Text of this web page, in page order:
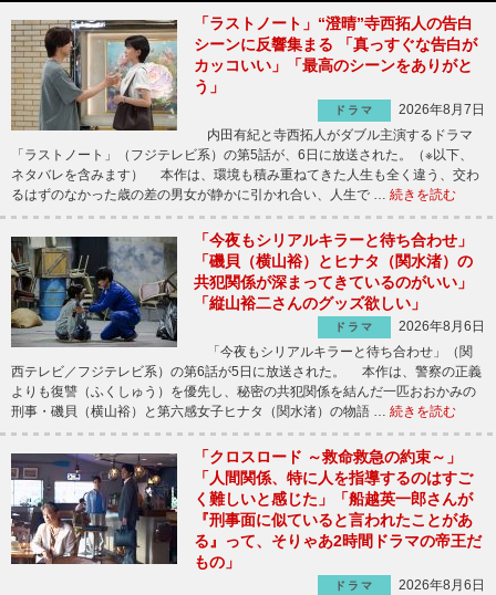
「ラストノート」“澄晴”寺西拓人の告白
シーンに反響集まる 「真っすぐな告白が
カッコいい」「最高のシーンをありがと
う」
ドラマ
2026年8月7日
内田有紀と寺西拓人がダブル主演するドラマ
「ラストノート」（フジテレビ系）の第5話が、6日に放送された。（※以下、
ネタバレを含みます） 本作は、環境も積み重ねてきた人生も全く違う、交わ
るはずのなかった歳の差の男女が静かに引かれ合い、人生で … 続きを読む
「今夜もシリアルキラーと待ち合わせ」
「磯貝（横山裕）とヒナタ（関水渚）の
共犯関係が深まってきているのがいい」
「縦山裕二さんのグッズ欲しい」
ドラマ
2026年8月6日
「今夜もシリアルキラーと待ち合わせ」（関
西テレビ／フジテレビ系）の第6話が5日に放送された。 本作は、警察の正義
よりも復讐（ふくしゅう）を優先し、秘密の共犯関係を結んだ一匹おおかみの
刑事・磯貝（横山裕）と第六感女子ヒナタ（関水渚）の物語 … 続きを読む
「クロスロード ～救命救急の約束～」
「人間関係、特に人を指導するのはすご
く難しいと感じた」「船越英一郎さんが
『刑事面に似ていると言われたことがあ
る』って、そりゃあ2時間ドラマの帝王だ
もの」
ドラマ
2026年8月6日